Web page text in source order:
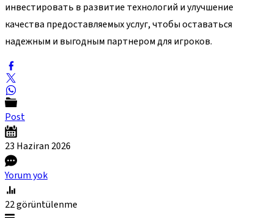
инвестировать в развитие технологий и улучшение
качества предоставляемых услуг, чтобы оставаться
надежным и выгодным партнером для игроков.
Post
23 Haziran 2026
Yorum yok
22görüntülenme